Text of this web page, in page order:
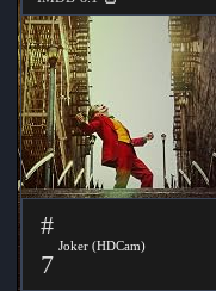
#
7
Joker (HDCam)